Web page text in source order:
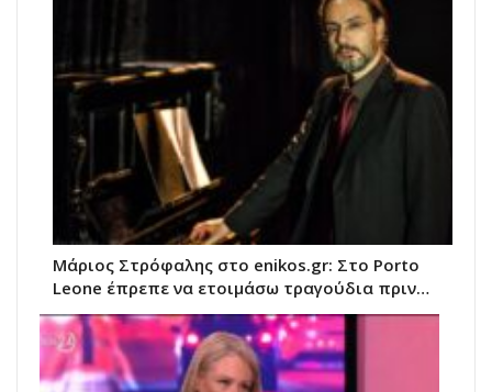
Μάριος Στρόφαλης στο enikos.gr: Στο Porto
Leone έπρεπε να ετοιμάσω τραγούδια πριν…